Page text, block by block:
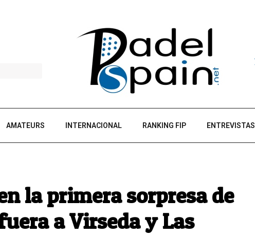
AMATEURS INTERNACIONAL RANKING FIP ENTREVISTAS
la primera sorpresa de
a Virseda y Las